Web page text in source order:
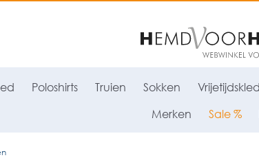
Poloshirts Truien Sokken
Merken Sale %